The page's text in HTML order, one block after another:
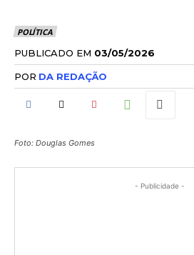
POLÍTICA
PUBLICADO EM 03/05/2026
POR DA REDAÇÃO
Foto: Douglas Gomes
- Publicidade -